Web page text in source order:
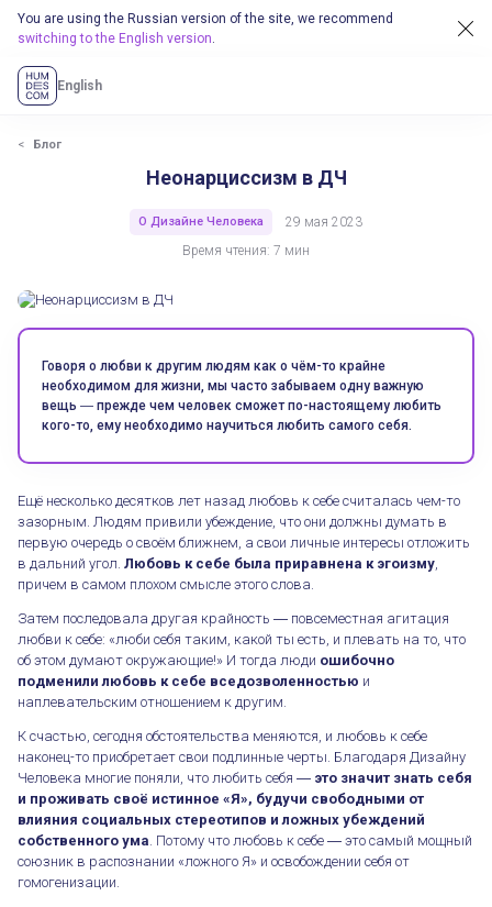
You are using the Russian version of the site, we recommend
switching to the English version.
English
Блог
Неонарциссизм в ДЧ
О Дизайне Человека
29 мая 2023
Время чтения: 7 мин
Говоря о любви к другим людям как о чём-то крайне
необходимом для жизни, мы часто забываем одну важную
вещь ― прежде чем человек сможет по-настоящему любить
кого-то, ему необходимо научиться любить самого себя.
Ещё несколько десятков лет назад любовь к себе считалась чем-то
зазорным. Людям привили убеждение, что они должны думать в
первую очередь о своём ближнем, а свои личные интересы отложить
в дальний угол. Любовь к себе была приравнена к эгоизму,
причем в самом плохом смысле этого слова.
Затем последовала другая крайность ― повсеместная агитация
любви к себе: «люби себя таким, какой ты есть, и плевать на то, что
об этом думают окружающие!» И тогда люди ошибочно
подменили любовь к себе вседозволенностью и
наплевательским отношением к другим.
К счастью, сегодня обстоятельства меняются, и любовь к себе
наконец-то приобретает свои подлинные черты. Благодаря Дизайну
Человека многие поняли, что любить себя ― это значит знать себя
и проживать своё истинное «Я», будучи свободными от
влияния социальных стереотипов и ложных убеждений
собственного ума. Потому что любовь к себе ― это самый мощный
союзник в распознании «ложного Я» и освобождении себя от
гомогенизации.